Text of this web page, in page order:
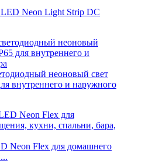
Neon Light Strip DC
неоновый свет
внутреннего и наружного
Neon Flex для домашнего